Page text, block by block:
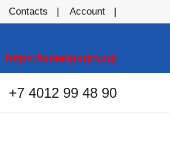
Contacts Account
https://химкрафт.рф
+7 4012 99 48 90